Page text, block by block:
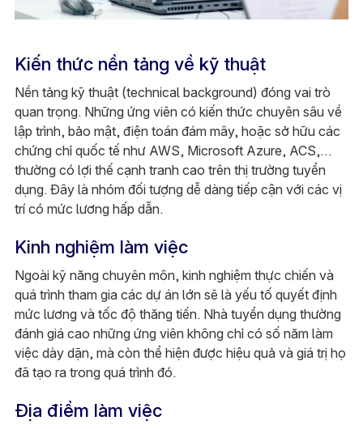
Kiến thức nền tảng về kỹ thuật
Nền tảng kỹ thuật (technical background) đóng vai trò
quan trọng. Những ứng viên có kiến thức chuyên sâu về
lập trình, bảo mật, điện toán đám mây, hoặc sở hữu các
chứng chỉ quốc tế như AWS, Microsoft Azure, ACS,…
thường có lợi thế cạnh tranh cao trên thị trường tuyển
dụng. Đây là nhóm đối tượng dễ dàng tiếp cận với các vị
trí có mức lương hấp dẫn.
Kinh nghiệm làm việc
Ngoài kỹ năng chuyên môn, kinh nghiệm thực chiến và
quá trình tham gia các dự án lớn sẽ là yếu tố quyết định
mức lương và tốc độ thăng tiến. Nhà tuyển dụng thường
đánh giá cao những ứng viên không chỉ có số năm làm
việc dày dặn, mà còn thể hiện được hiệu quả và giá trị họ
đã tạo ra trong quá trình đó.
Địa điểm làm việc